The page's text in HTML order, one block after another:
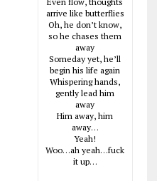
arrive like butterflies
Oh, he don’t know,
so he chases them
away
Someday yet, he’ll
begin his life again
Whispering hands,
gently lead him
away
Him away, him
away…
Yeah!
Woo…ah yeah…fuck
it up…